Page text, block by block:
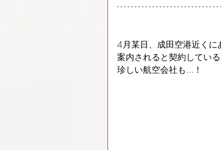
- - - - - - - - - - - - - - - - - - - - - - - - - - -
4月某日、成田空港近く
案内されると契約してい
珍しい航空会社も...！